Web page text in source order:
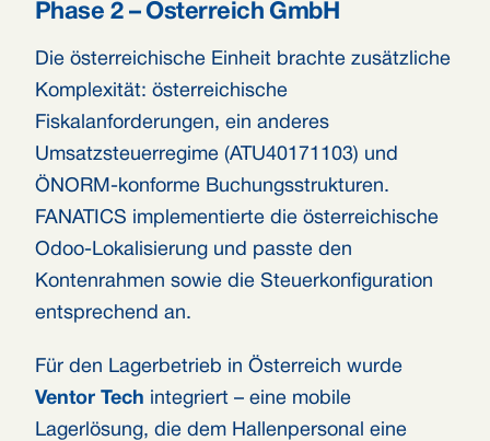
Phase 2 – Österreich GmbH
Die österreichische Einheit brachte zusätzliche
Komplexität: österreichische
Fiskalanforderungen, ein anderes
Umsatzsteuerregime (ATU40171103) und
ÖNORM-konforme Buchungsstrukturen.
FANATICS implementierte die österreichische
Odoo-Lokalisierung und passte den
Kontenrahmen sowie die Steuerkonfiguration
entsprechend an.
Für den Lagerbetrieb in Österreich wurde
Ventor Tech integriert – eine mobile
Lagerlösung, die dem Hallenpersonal eine